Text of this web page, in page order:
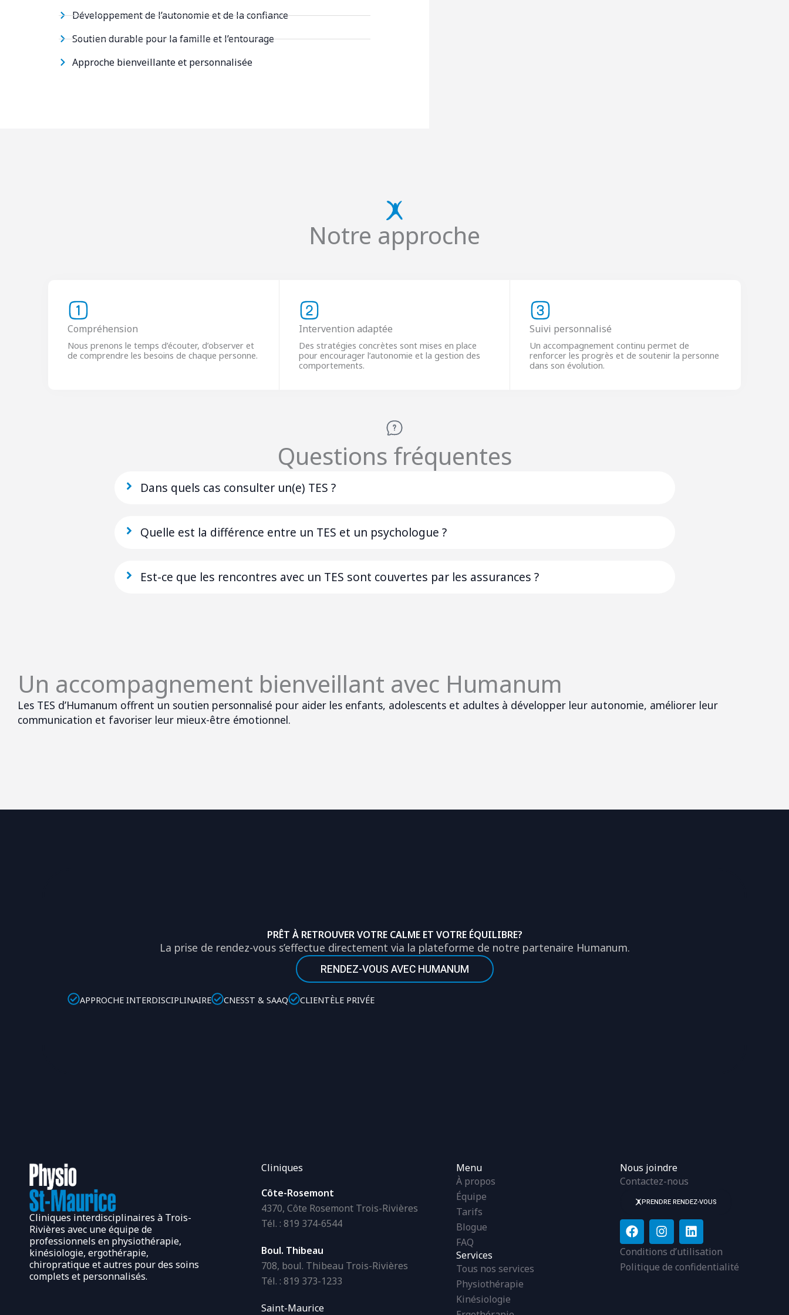
Développement de l’autonomie et de la confiance
Soutien durable pour la famille et l’entourage
Approche bienveillante et personnalisée
Notre approche
Compréhension
Nous prenons le temps d’écouter, d’observer et
de comprendre les besoins de chaque personne.
Intervention adaptée
Des stratégies concrètes sont mises en place
pour encourager l’autonomie et la gestion des
comportements.
Suivi personnalisé
Un accompagnement continu permet de
renforcer les progrès et de soutenir la personne
dans son évolution.
Questions fréquentes
Dans quels cas consulter un(e) TES ?
Quelle est la différence entre un TES et un psychologue ?
Est-ce que les rencontres avec un TES sont couvertes par les assurances ?
Un accompagnement bienveillant avec Humanum
Les TES d’Humanum offrent un soutien personnalisé pour aider les enfants, adolescents et adultes à développer leur autonomie, améliorer leur
communication et favoriser leur mieux-être émotionnel.
PRÊT À RETROUVER VOTRE CALME ET VOTRE ÉQUILIBRE?
La prise de rendez-vous s’effectue directement via la plateforme de notre partenaire Humanum.
RENDEZ-VOUS AVEC HUMANUM
APPROCHE INTERDISCIPLINAIRE CNESST & SAAQ CLIENTÈLE PRIVÉE
Cliniques interdisciplinaires à Trois-
Rivières avec une équipe de
professionnels en physiothérapie,
kinésiologie, ergothérapie,
chiropratique et autres pour des soins
complets et personnalisés.
Cliniques
Côte-Rosemont
4370, Côte Rosemont Trois-Rivières
Tél. : 819 374-6544
Boul. Thibeau
708, boul. Thibeau Trois-Rivières
Tél. : 819 373-1233
Saint-Maurice
Menu
À propos
Équipe
Tarifs
Blogue
FAQ
Services
Tous nos services
Physiothérapie
Kinésiologie
Nous joindre
Contactez-nous
PRENDRE RENDEZ-VOUS
F
a
c
e
b
I
n
s
t
a
L
i
n
k
e
Conditions d’utilisation
Politique de confidentialité